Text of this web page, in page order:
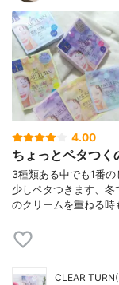
4.00
ちょっとペタつく
3種類ある中でも1番
少しペタつきます、
のクリームを重ねる
CLEAR